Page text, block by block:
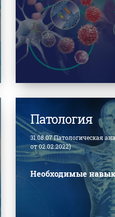
Патология
31.08.07 Патологическая
от 02.02.2022)
Необходимые